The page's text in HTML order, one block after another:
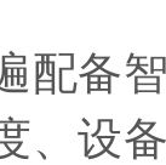
备智
、设